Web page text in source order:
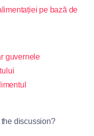
pe bază de
guvernele
the discussion?